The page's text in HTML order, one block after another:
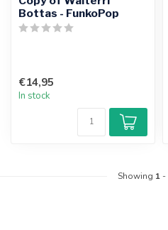
Bottas - FunkoPop
€14,95
In stock
Showing 1-